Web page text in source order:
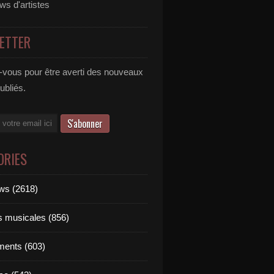
d'artistes
pour être averti des nouveaux
(2618)
musicales (856)
(603)